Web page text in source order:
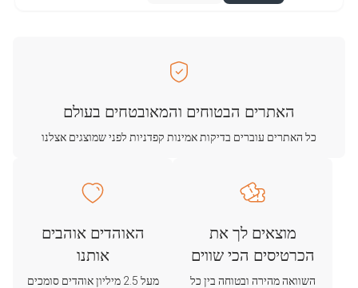
האתרים הבטוחים והמאובטחים בעולם
כל האתרים עוברים בדיקות אמינות קפדניות לפני שמוצגים אצלנו
מוצאים לך את
הכרטיסים הכי שווים
השוואה מהירה ובטוחה בין כל
האוהדים אוהבים
אותנו
מעל 2.5 מיליון אוהדים סומכים